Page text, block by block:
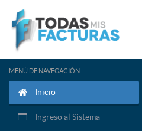
MENÚ DE NAVEGACIÓN
Inicio
Ingreso al Sistema